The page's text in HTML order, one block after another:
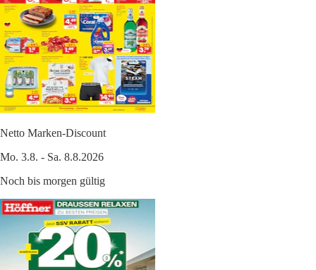
Netto Marken-Discount
Mo. 3.8. - Sa. 8.8.2026
Noch bis morgen gültig